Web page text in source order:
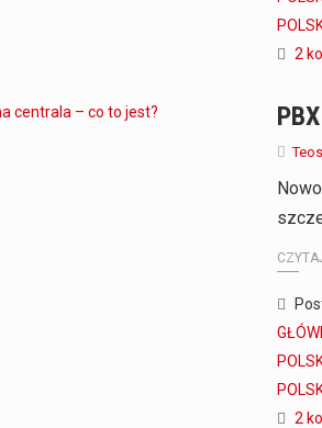
2
2